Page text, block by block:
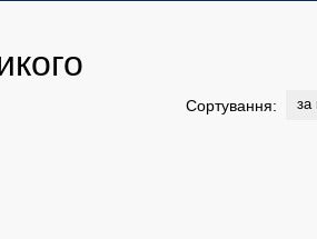
Сортування: за